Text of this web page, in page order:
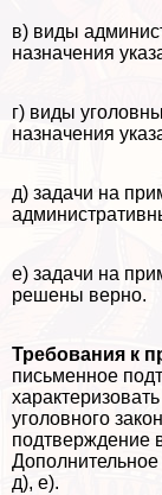
в) виды
назначения
г) виды
назначения
д) задачи на
е) задачи на
решены верно.
Требования к
письменное
уголовного
подтверждение
Дополнительное
д), е).